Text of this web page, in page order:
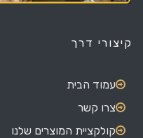
קיצורי דרך
עמוד הבית
צרו קשר
קולקציית המוצרים שלנו